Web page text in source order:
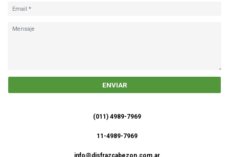
ENVIAR
(011) 4989-7969
11-4989-7969